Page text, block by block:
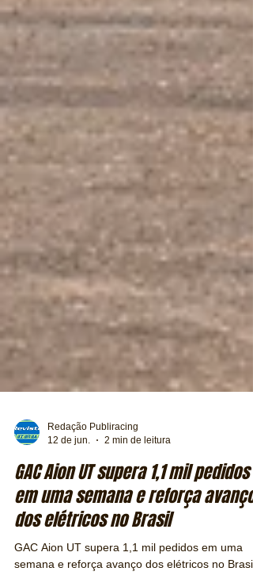
12 de jun.
2 min de leitura
GAC Aion UT supera 1,1 mil pedidos
em uma semana e reforça avanço
dos elétricos no Brasil